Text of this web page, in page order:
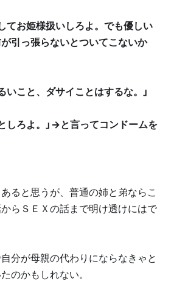
てお姫様扱いしろよ。でも優しい
引っ張らないとついてこないか
いこと、ダサイことはするな。」
しろよ。」→と言ってコンドームを
ると思うが、普通の姉と弟ならこ
らＳＥＸの話まで明け透けにはで
分が母親の代わりにならなきゃと
のかもしれない。